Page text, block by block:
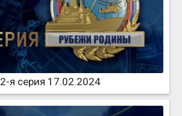
2-я серия 17.02.2024